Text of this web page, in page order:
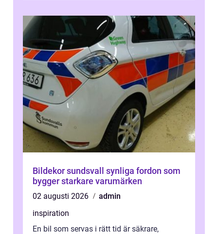
Bildekor sundsvall synliga fordon som
bygger starkare varumärken
02 augusti 2026
admin
inspiration
En bil som servas i rätt tid är säkrare,